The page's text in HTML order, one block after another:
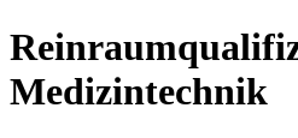
Medizintechnik